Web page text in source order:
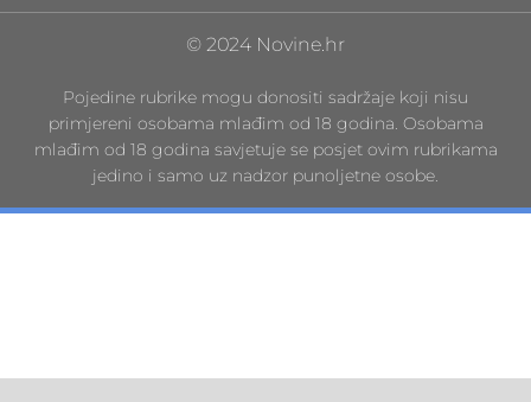
© 2024 Novine.hr
Pojedine rubrike mogu donositi sadržaje koji nisu
primjereni osobama mlađim od 18 godina. Osobama
mlađim od 18 godina savjetuje se posjet ovim rubrikama
jedino i samo uz nadzor punoljetne osobe.